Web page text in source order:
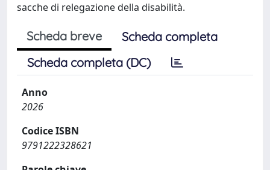
sacche di relegazione della disabilità.
Scheda breve
Scheda completa
Scheda completa (DC)
Anno
2026
Codice ISBN
9791222328621